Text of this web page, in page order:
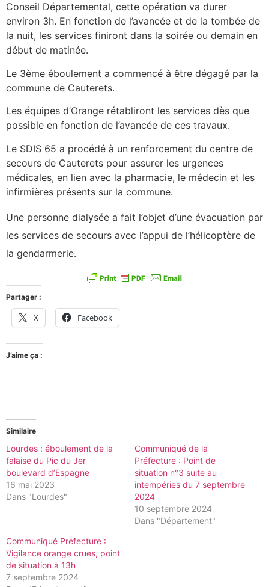
Conseil Départemental, cette opération va durer
environ 3h. En fonction de l’avancée et de la tombée de
la nuit, les services finiront dans la soirée ou demain en
début de matinée.
Le 3ème éboulement a commencé à être dégagé par la
commune de Cauterets.
Les équipes d’Orange rétabliront les services dès que
possible en fonction de l’avancée de ces travaux.
Le SDIS 65 a procédé à un renforcement du centre de
secours de Cauterets pour assurer les urgences
médicales, en lien avec la pharmacie, le médecin et les
infirmières présents sur la commune.
Une personne dialysée a fait l’objet d’une évacuation par
les services de secours avec l’appui de l’hélicoptère de
la gendarmerie.
Partager :
X Facebook
J’aime ça :
Similaire
Lourdes : éboulement de la
falaise du Pic du Jer
boulevard d’Espagne
16 mai 2023
Dans "Lourdes"
Communiqué de la
Préfecture : Point de
situation n°3 suite au
intempéries du 7 septembre
2024
10 septembre 2024
Dans "Département"
Communiqué Préfecture :
Vigilance orange crues, point
de situation à 13h
7 septembre 2024